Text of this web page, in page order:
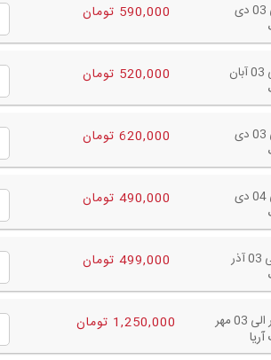
590,000 تومان
520,000 تومان
620,000 تومان
490,000 تومان
499,000 تومان
1,250,000 تومان